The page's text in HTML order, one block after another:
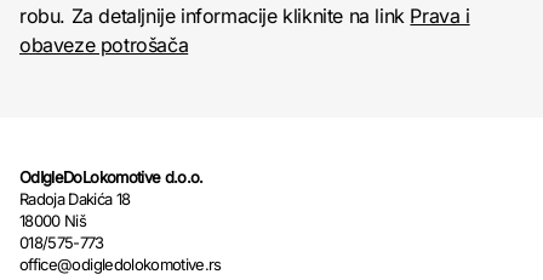
robu. Za detaljnije informacije kliknite na link Prava i
obaveze potrošača
OdIgleDoLokomotive d.o.o.
Radoja Dakića 18
18000 Niš
018/575-773
office@odigledolokomotive.rs